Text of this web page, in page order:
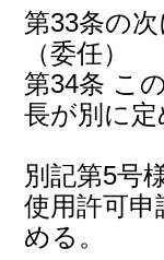
第33条の
（委任）
第34条 こ
長が別に
別記第5号
使用許可
める。